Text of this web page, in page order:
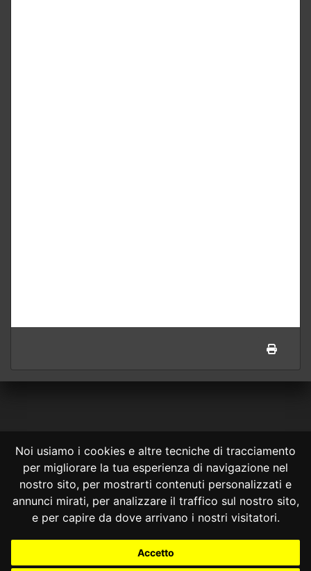
Noi usiamo i cookies e altre tecniche di tracciamento
per migliorare la tua esperienza di navigazione nel
nostro sito, per mostrarti contenuti personalizzati e
annunci mirati, per analizzare il traffico sul nostro sito,
e per capire da dove arrivano i nostri visitatori.
Accetto
CONSULTA ONLINE DAL 1995 -NOTE LEGALI
Consulta OnLine non ha prodotto e non è responsabile per i contenuti e
le informazioni legali di siti collegati.
costituisce una relazione di consulenza legale.
Nessuno deve confidare o agire in base alle informazioni disponibili in